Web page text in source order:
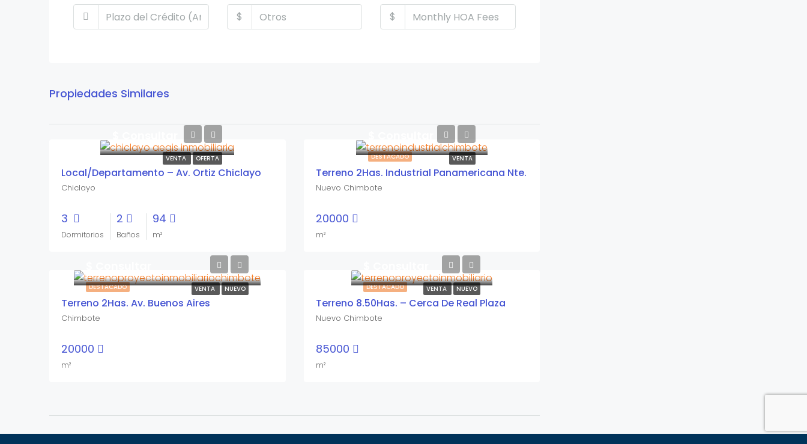
$
$
Propiedades Similares
VENTA OFERTA
Local/Departamento – Av. Ortiz Chiclayo
Chiclayo
3
Dormitorios
2
Baños
94
m²
DESTACADO VENTA
Terreno 2Has. Industrial Panamericana Nte.
Nuevo Chimbote
20000
m²
DESTACADO VENTA NUEVO
Terreno 2Has. Av. Buenos Aires
Chimbote
20000
m²
DESTACADO VENTA NUEVO
Terreno 8.50Has. – Cerca De Real Plaza
Nuevo Chimbote
85000
m²